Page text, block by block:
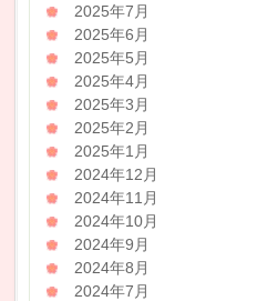
2025年7月
2025年6月
2025年5月
2025年4月
2025年3月
2025年2月
2025年1月
2024年12月
2024年11月
2024年10月
2024年9月
2024年8月
2024年7月